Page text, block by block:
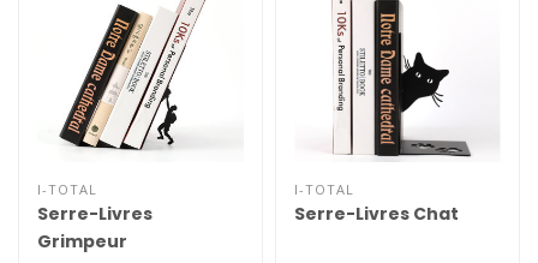
I-TOTAL
Serre-Livres
Grimpeur
I-TOTAL
Serre-Livres Chat